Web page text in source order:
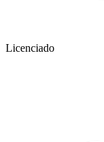
Licenciado